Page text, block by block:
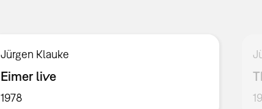
Jürgen Klauke
Eimer live
1978